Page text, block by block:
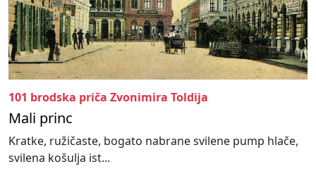
101 brodska priča Zvonimira Toldija
Mali princ
Kratke, ružičaste, bogato nabrane svilene pump hlače,
svilena košulja ist...